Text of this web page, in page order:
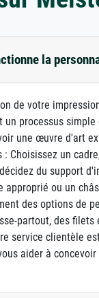
la
de votre
un processus
une œuvre d'art
Choisissez un
du support
approprié ou un
des options de
partout, des filets
service clientèle
aider à